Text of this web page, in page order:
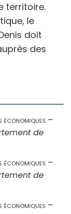
territoire.
le
doit
des
économiques –
de
économiques –
de
économiques –